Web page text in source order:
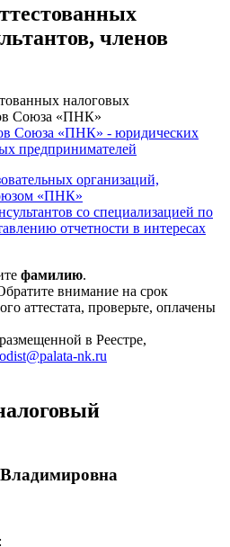
членов
налоговых
Союза «ПНК»
Союза «ПНК» - юридических
предпринимателей
организаций,
«ПНК»
со специализацией по
отчетности в интересах
фамилию.
внимание на срок
аттестата, проверьте, оплачены
в Реестре,
nk.ru